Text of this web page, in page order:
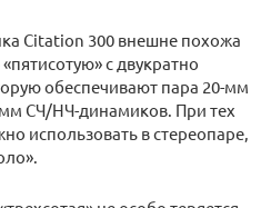
Citation 300 внешне похожа
с двукратно
обеспечивают пара 20-мм
СЧ/НЧ-динамиков. При тех
использовать в стереопаре,